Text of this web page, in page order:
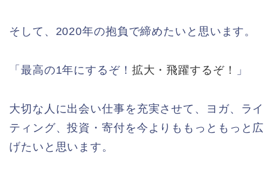
そして、2020年の抱負で締めたいと思います。
「最高の1年にするぞ！ 拡大・飛躍するぞ！ 」
大切な人に出会い仕事を充実させて、ヨガ、ライ
ティング、投資・寄付を今よりももっともっと広
げたいと思います。